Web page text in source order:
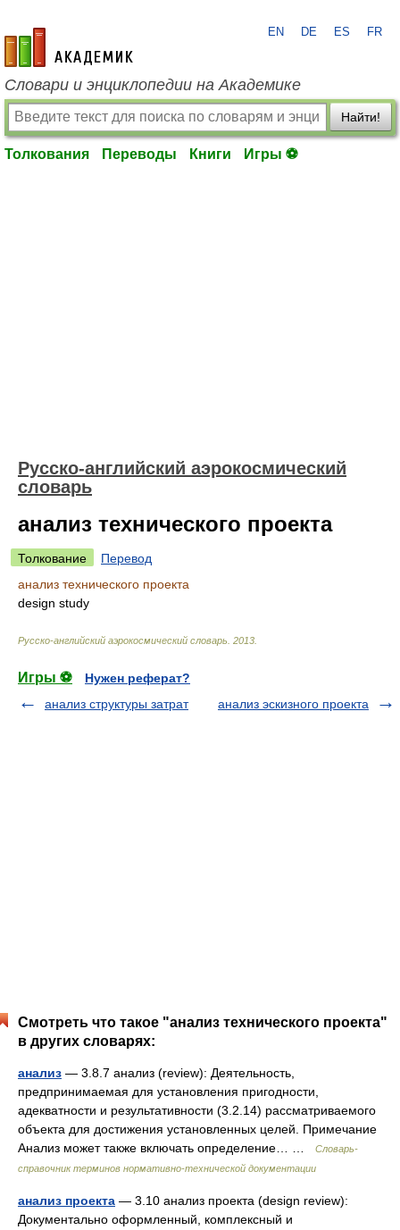
academic.ru
EN DE ES FR
Словари и энциклопедии на Академике
Найти!
Толкования Переводы Книги Игры ⚽
Русско-английский аэрокосмический
словарь
анализ технического проекта
Толкование
Перевод
анализ технического проекта
design study
Русско-английский аэрокосмический словарь 2013
Игры ⚽
Нужен реферат?
анализ структуры затрат
анализ эскизного проекта
Смотреть что такое "анализ технического проекта"
в других словарях:
анализ — 3.8.7 анализ (review): Деятельность,
предпринимаемая для установления пригодности,
адекватности и результативности (3.2.14) рассматриваемого
объекта для достижения установленных целей. Примечание
Анализ может также включать определение… …
Словарь-
справочник терминов нормативно-технической документации
анализ проекта — 3.10 анализ проекта (design review):
Документально оформленный, комплексный и